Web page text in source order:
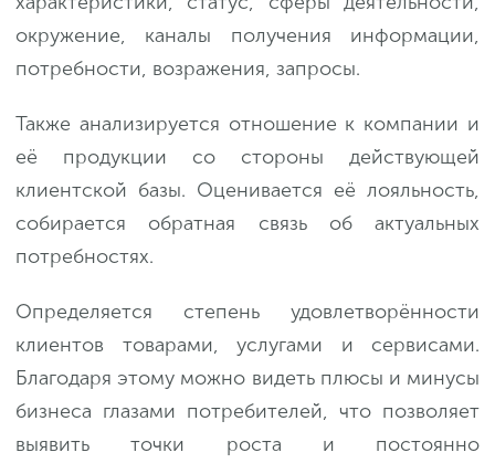
окружение, каналы получения информации,
потребности, возражения, запросы.
Также анализируется отношение к компании и
её продукции со стороны действующей
клиентской базы. Оценивается её лояльность,
собирается обратная связь об актуальных
потребностях.
Определяется степень удовлетворённости
клиентов товарами, услугами и сервисами.
Благодаря этому можно видеть плюсы и минусы
бизнеса глазами потребителей, что позволяет
выявить точки роста и постоянно